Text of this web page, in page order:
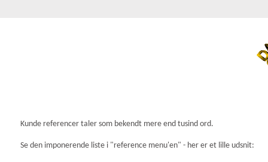
Kunde referencer taler som bekendt mere end tusind ord.
Se den imponerende liste i "reference menu'en" - her er et lille udsnit: